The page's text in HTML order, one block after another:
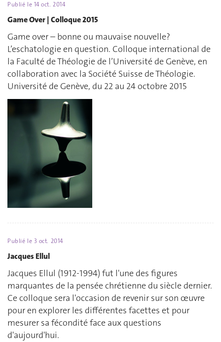
Publié le 14 oct. 2014
Game Over | Colloque 2015
Game over – bonne ou mauvaise nouvelle?
L’eschatologie en question. Colloque international de
la Faculté de Théologie de l’Université de Genève, en
collaboration avec la Société Suisse de Théologie.
Université de Genève, du 22 au 24 octobre 2015
Publié le 3 oct. 2014
Jacques Ellul
Jacques Ellul (1912-1994) fut l'une des figures
marquantes de la pensée chrétienne du siècle dernier.
Ce colloque sera l'occasion de revenir sur son œuvre
pour en explorer les différentes facettes et pour
mesurer sa fécondité face aux questions
d'aujourd'hui.